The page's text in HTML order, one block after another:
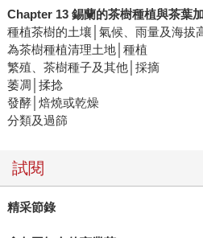
Chapter 13 錫蘭的茶樹種植與茶葉
種植茶樹的土壤│氣候、雨量及海拔
為茶樹種植清理土地│種植
繁殖、茶樹種子及其他│採摘
萎凋│揉捻
發酵│焙燒或乾燥
分類及過篩
試閱
精采節錄